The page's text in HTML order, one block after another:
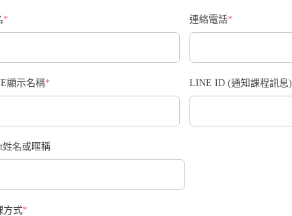
* 連絡電話*
顯示名稱* LINE ID (通知課程訊息)
姓名或暱稱
方式*